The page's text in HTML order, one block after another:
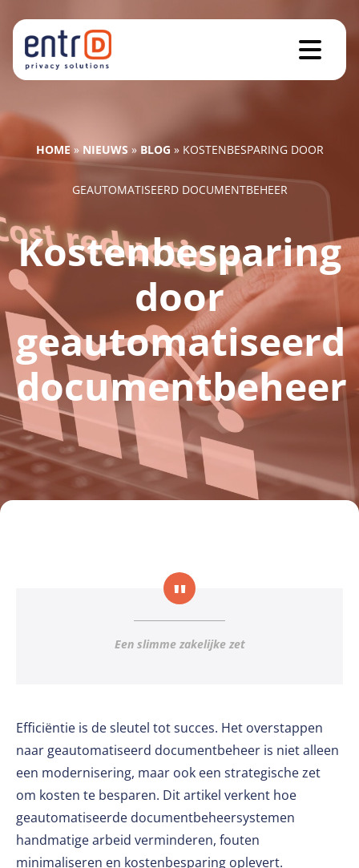
HOME» NIEUWS » BLOG » KOSTENBESPARING DOOR
GEAUTOMATISEERD DOCUMENTBEHEER
Kostenbesparing
door
geautomatiseerd
documentbeheer
Een slimme zakelijke zet
Efficiëntie is de sleutel tot succes. Het overstappen
naar geautomatiseerd documentbeheer is niet alleen
een modernisering, maar ook een strategische zet
om kosten te besparen. Dit artikel verkent hoe
geautomatiseerde documentbeheersystemen
handmatige arbeid verminderen, fouten
minimaliseren en kostenbesparing oplevert.